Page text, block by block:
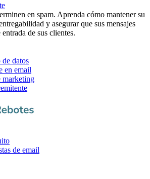
en spam. Aprenda cómo mantener su
y asegurar que sus mensajes
de sus clientes.
datos
en email
marketing
de email